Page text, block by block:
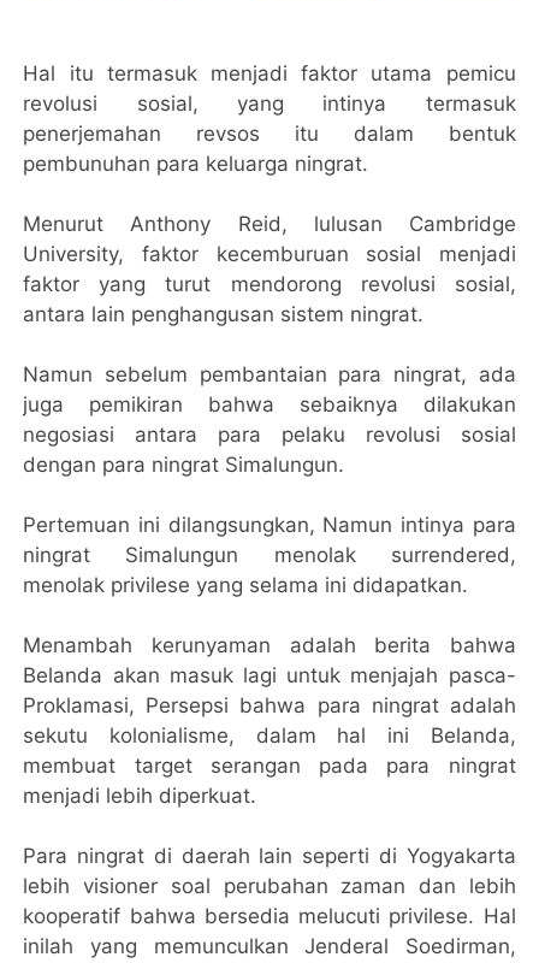
Hal itu termasuk menjadi faktor utama pemicu
revolusi sosial, yang intinya termasuk
penerjemahan revsos itu dalam bentuk
pembunuhan para keluarga ningrat.
Menurut Anthony Reid, lulusan Cambridge
University, faktor kecemburuan sosial menjadi
faktor yang turut mendorong revolusi sosial,
antara lain penghangusan sistem ningrat.
Namun sebelum pembantaian para ningrat, ada
juga pemikiran bahwa sebaiknya dilakukan
negosiasi antara para pelaku revolusi sosial
dengan para ningrat Simalungun.
Pertemuan ini dilangsungkan, Namun intinya para
ningrat Simalungun menolak surrendered,
menolak privilese yang selama ini didapatkan.
Menambah kerunyaman adalah berita bahwa
Belanda akan masuk lagi untuk menjajah pasca-
Proklamasi, Persepsi bahwa para ningrat adalah
sekutu kolonialisme, dalam hal ini Belanda,
membuat target serangan pada para ningrat
menjadi lebih diperkuat.
Para ningrat di daerah lain seperti di Yogyakarta
lebih visioner soal perubahan zaman dan lebih
kooperatif bahwa bersedia melucuti privilese. Hal
inilah yang memunculkan Jenderal Soedirman,